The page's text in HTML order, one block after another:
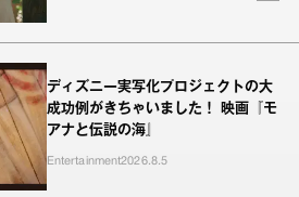
ディズニー実写化プロジェクトの大
成功例がきちゃいました！ 映画『モ
アナと伝説の海』
Entertainment2026.8.5